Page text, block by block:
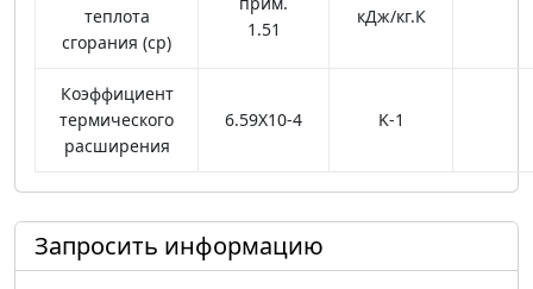
теплота
сгорания (cp)
1.51
кДж/кг.К
Коэффициент
термического
расширения
6.59X10-4 K-1
Запросить информацию